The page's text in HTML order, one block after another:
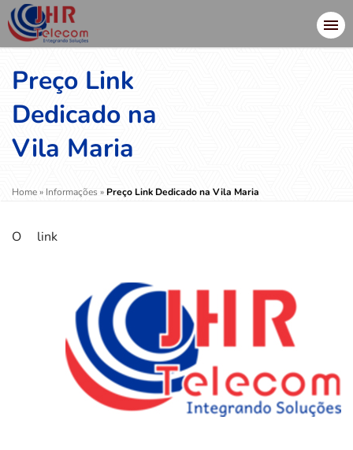
Preço Link
Dedicado na
Vila Maria
Home» Informações » Preço Link Dedicado na Vila Maria
O link